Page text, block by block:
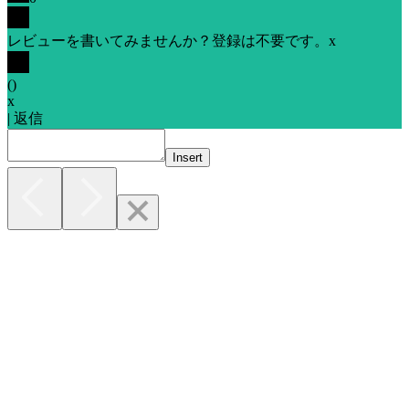
レビューを書いてみませんか？登録は不要です。 x
()
x
| 返信
Insert